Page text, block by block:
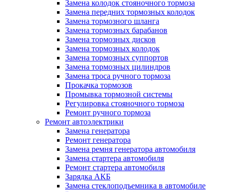
Замена колодок стояночного тормоза
Замена передних тормозных колодок
Замена тормозного шланга
Замена тормозных барабанов
Замена тормозных дисков
Замена тормозных колодок
Замена тормозных суппортов
Замена тормозных цилиндров
Замена троса ручного тормоза
Прокачка тормозов
Промывка тормозной системы
Регулировка стояночного тормоза
Ремонт ручного тормоза
Ремонт автоэлектрики
Замена генератора
Ремонт генератора
Замена ремня генератора автомобиля
Замена стартера автомобиля
Ремонт стартера автомобиля
Зарядка АКБ
Замена стеклоподъемника в автомобиле